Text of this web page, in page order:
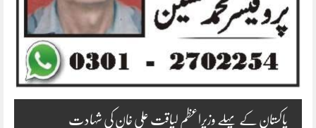
پاکستان کے پہلے وزیراعظم لیاقت علی خان کی شہادت